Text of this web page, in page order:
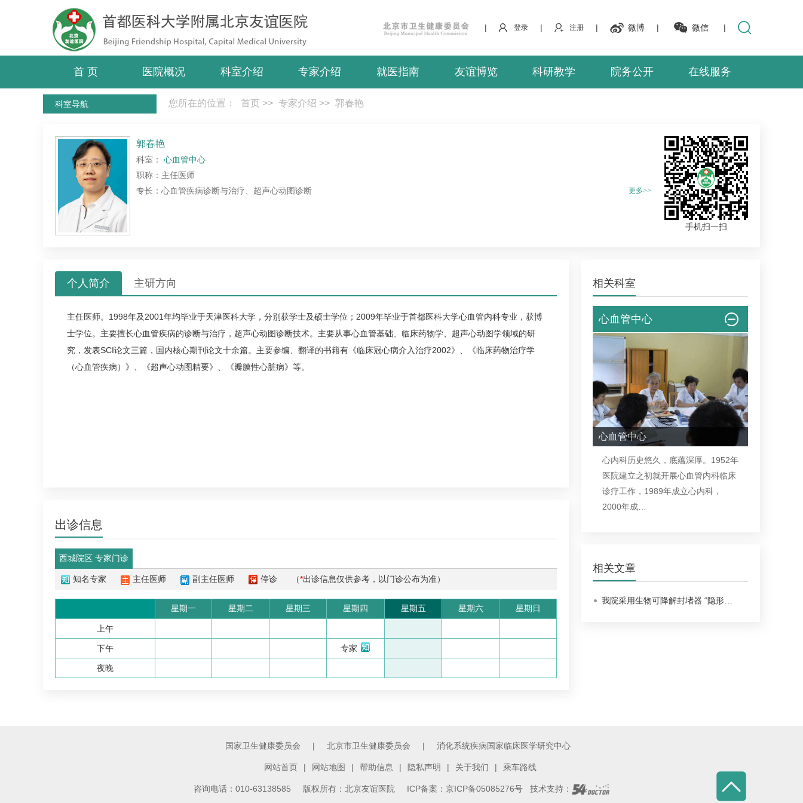
| 登录 | 注册 | 微博 | 微信 |
首 页 医院概况 科室介绍 专家介绍 就医指南 友谊博览 科研教学 院务公开 在线服务
您所在的位置： 首页 >> 专家介绍 >> 郭春艳
科室导航
郭春艳
科室： 心血管中心
职称：主任医师
专长：心血管疾病诊断与治疗、超声心动图诊断
更多>>
手机扫一扫
个人简介 主研方向
主任医师。1998年及2001年均毕业于天津医科大学，分别获学士及硕士学位；2009年毕业于首都医科大学心血管内科专业，获博
士学位。主要擅长心血管疾病的诊断与治疗，超声心动图诊断技术。主要从事心血管基础、临床药物学、超声心动图学领域的研
究，发表SCI论文三篇，国内核心期刊论文十余篇。主要参编、翻译的书籍有《临床冠心病介入治疗2002》、《临床药物治疗学
（心血管疾病）》、《超声心动图精要》、《瓣膜性心脏病》等。
出诊信息
西城院区 专家门诊
知名专家 主任医师 副主任医师 停诊 （*出诊信息仅供参考，以门诊公布为准）
星期一 星期二 星期三 星期四 星期五 星期六 星期日
上午
下午 专家
夜晚
相关科室
心血管中心
心血管中心
心内科历史悠久，底蕴深厚。1952年
医院建立之初就开展心血管内科临床
诊疗工作，1989年成立心内科，
2000年成…
相关文章
我院采用生物可降解封堵器 “隐形…
国家卫生健康委员会 | 北京市卫生健康委员会 | 消化系统疾病国家临床医学研究中心
网站首页 | 网站地图 | 帮助信息 | 隐私声明 | 关于我们 | 乘车路线
咨询电话：010-63138585 版权所有：北京友谊医院 ICP备案：京ICP备05085276号 技术支持：